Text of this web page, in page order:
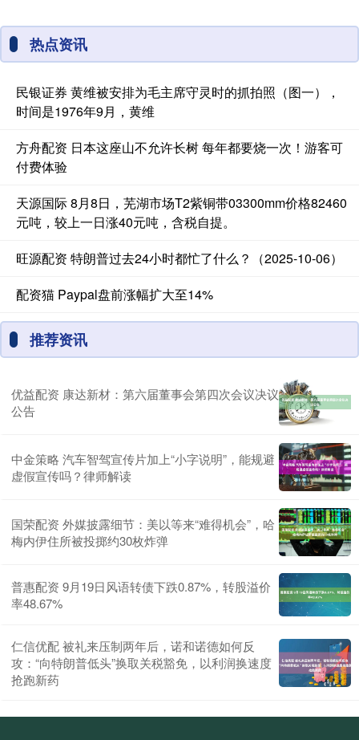
热点资讯
民银证券 黄维被安排为毛主席守灵时的抓拍照（图一），
时间是1976年9月，黄维
方舟配资 日本这座山不允许长树 每年都要烧一次！游客可
付费体验
天源国际 8月8日，芜湖市场T2紫铜带03300mm价格82460
元吨，较上一日涨40元吨，含税自提。
旺源配资 特朗普过去24小时都忙了什么？（2025-10-06）
配资猫 Paypal盘前涨幅扩大至14%
推荐资讯
优益配资 康达新材：第六届董事会第四次会议决议
公告
中金策略 汽车智驾宣传片加上“小字说明”，能规避
虚假宣传吗？律师解读
国荣配资 外媒披露细节：美以等来“难得机会”，哈
梅内伊住所被投掷约30枚炸弹
普惠配资 9月19日风语转债下跌0.87%，转股溢价
率48.67%
仁信优配 被礼来压制两年后，诺和诺德如何反
攻：“向特朗普低头”换取关税豁免，以利润换速度
抢跑新药